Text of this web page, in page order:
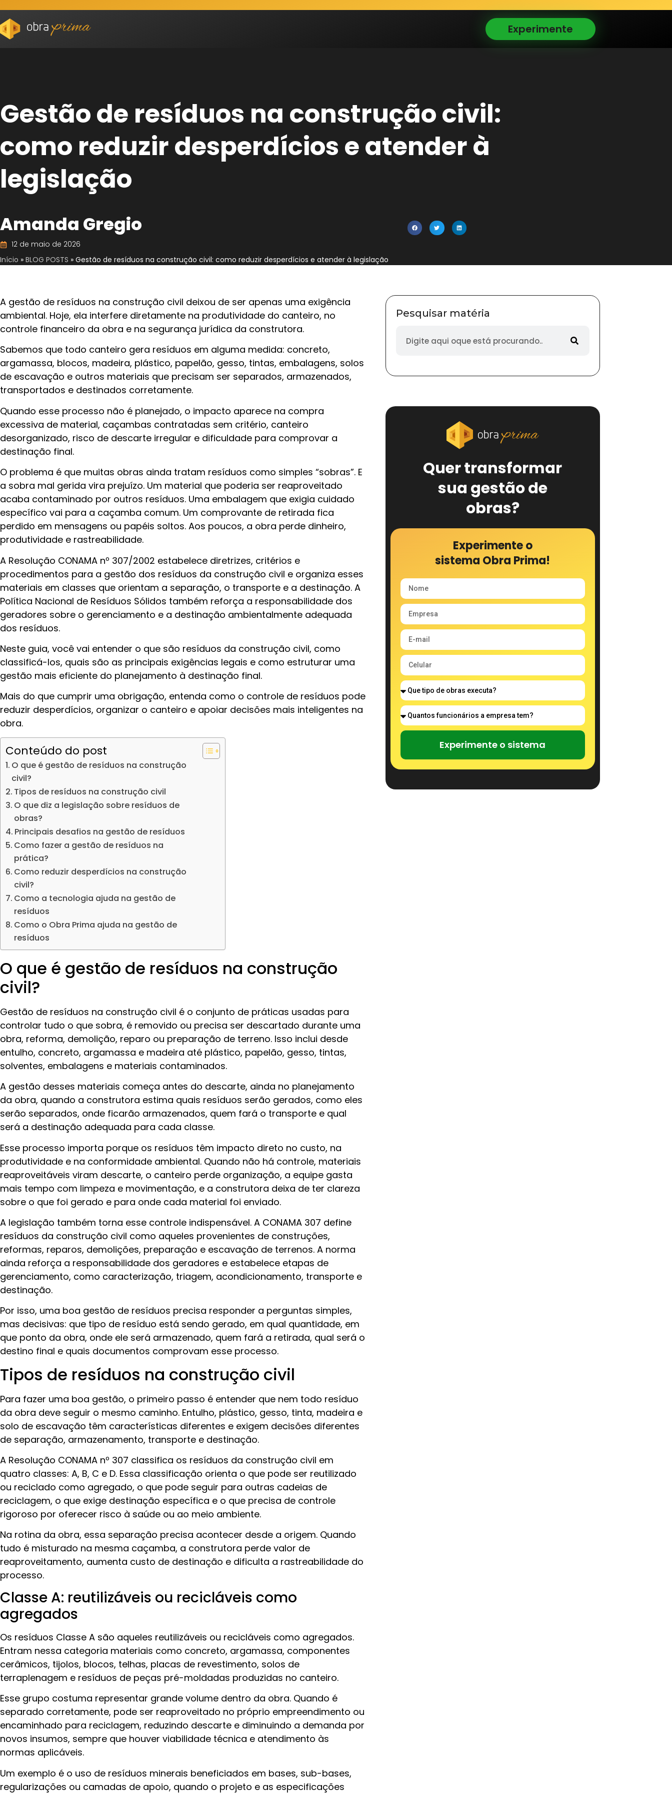
Experimente
Gestão de resíduos na construção civil:
como reduzir desperdícios e atender à
legislação
Amanda Gregio
12 de maio de 2026
Início » BLOG POSTS » Gestão de resíduos na construção civil: como reduzir desperdícios e atender à legislação
A gestão de resíduos na construção civil deixou de ser apenas uma exigência
ambiental. Hoje, ela interfere diretamente na produtividade do canteiro, no
controle financeiro da obra e na segurança jurídica da construtora.
Sabemos que todo canteiro gera resíduos em alguma medida: concreto,
argamassa, blocos, madeira, plástico, papelão, gesso, tintas, embalagens, solos
de escavação e outros materiais que precisam ser separados, armazenados,
transportados e destinados corretamente.
Quando esse processo não é planejado, o impacto aparece na compra
excessiva de material, caçambas contratadas sem critério, canteiro
desorganizado, risco de descarte irregular e dificuldade para comprovar a
destinação final.
O problema é que muitas obras ainda tratam resíduos como simples “sobras”. E
a sobra mal gerida vira prejuízo. Um material que poderia ser reaproveitado
acaba contaminado por outros resíduos. Uma embalagem que exigia cuidado
específico vai para a caçamba comum. Um comprovante de retirada fica
perdido em mensagens ou papéis soltos. Aos poucos, a obra perde dinheiro,
produtividade e rastreabilidade.
A Resolução CONAMA nº 307/2002 estabelece diretrizes, critérios e
procedimentos para a gestão dos resíduos da construção civil e organiza esses
materiais em classes que orientam a separação, o transporte e a destinação. A
Política Nacional de Resíduos Sólidos também reforça a responsabilidade dos
geradores sobre o gerenciamento e a destinação ambientalmente adequada
dos resíduos.
Neste guia, você vai entender o que são resíduos da construção civil, como
classificá-los, quais são as principais exigências legais e como estruturar uma
gestão mais eficiente do planejamento à destinação final.
Mais do que cumprir uma obrigação, entenda como o controle de resíduos pode
reduzir desperdícios, organizar o canteiro e apoiar decisões mais inteligentes na
obra.
Conteúdo do post
O que é gestão de resíduos na construção
civil?
Tipos de resíduos na construção civil
O que diz a legislação sobre resíduos de
obras?
Principais desafios na gestão de resíduos
Como fazer a gestão de resíduos na
prática?
Como reduzir desperdícios na construção
civil?
Como a tecnologia ajuda na gestão de
resíduos
Como o Obra Prima ajuda na gestão de
resíduos
O que é gestão de resíduos na construção
civil?
Gestão de resíduos na construção civil é o conjunto de práticas usadas para
controlar tudo o que sobra, é removido ou precisa ser descartado durante uma
obra, reforma, demolição, reparo ou preparação de terreno. Isso inclui desde
entulho, concreto, argamassa e madeira até plástico, papelão, gesso, tintas,
solventes, embalagens e materiais contaminados.
A gestão desses materiais começa antes do descarte, ainda no planejamento
da obra, quando a construtora estima quais resíduos serão gerados, como eles
serão separados, onde ficarão armazenados, quem fará o transporte e qual
será a destinação adequada para cada classe.
Esse processo importa porque os resíduos têm impacto direto no custo, na
produtividade e na conformidade ambiental. Quando não há controle, materiais
reaproveitáveis viram descarte, o canteiro perde organização, a equipe gasta
mais tempo com limpeza e movimentação, e a construtora deixa de ter clareza
sobre o que foi gerado e para onde cada material foi enviado.
A legislação também torna esse controle indispensável. A CONAMA 307 define
resíduos da construção civil como aqueles provenientes de construções,
reformas, reparos, demolições, preparação e escavação de terrenos. A norma
ainda reforça a responsabilidade dos geradores e estabelece etapas de
gerenciamento, como caracterização, triagem, acondicionamento, transporte e
destinação.
Por isso, uma boa gestão de resíduos precisa responder a perguntas simples,
mas decisivas: que tipo de resíduo está sendo gerado, em qual quantidade, em
que ponto da obra, onde ele será armazenado, quem fará a retirada, qual será o
destino final e quais documentos comprovam esse processo.
Tipos de resíduos na construção civil
Para fazer uma boa gestão, o primeiro passo é entender que nem todo resíduo
da obra deve seguir o mesmo caminho. Entulho, plástico, gesso, tinta, madeira e
solo de escavação têm características diferentes e exigem decisões diferentes
de separação, armazenamento, transporte e destinação.
A Resolução CONAMA nº 307 classifica os resíduos da construção civil em
quatro classes: A, B, C e D. Essa classificação orienta o que pode ser reutilizado
ou reciclado como agregado, o que pode seguir para outras cadeias de
reciclagem, o que exige destinação específica e o que precisa de controle
rigoroso por oferecer risco à saúde ou ao meio ambiente.
Na rotina da obra, essa separação precisa acontecer desde a origem. Quando
tudo é misturado na mesma caçamba, a construtora perde valor de
reaproveitamento, aumenta custo de destinação e dificulta a rastreabilidade do
processo.
Classe A: reutilizáveis ou recicláveis como
agregados
Os resíduos Classe A são aqueles reutilizáveis ou recicláveis como agregados.
Entram nessa categoria materiais como concreto, argamassa, componentes
cerâmicos, tijolos, blocos, telhas, placas de revestimento, solos de
terraplenagem e resíduos de peças pré-moldadas produzidas no canteiro.
Esse grupo costuma representar grande volume dentro da obra. Quando é
separado corretamente, pode ser reaproveitado no próprio empreendimento ou
encaminhado para reciclagem, reduzindo descarte e diminuindo a demanda por
novos insumos, sempre que houver viabilidade técnica e atendimento às
normas aplicáveis.
Um exemplo é o uso de resíduos minerais beneficiados em bases, sub-bases,
regularizações ou camadas de apoio, quando o projeto e as especificações
Pesquisar matéria
Quer transformar
sua gestão de
obras?
Experimente o
sistema Obra Prima!
Experimente o sistema